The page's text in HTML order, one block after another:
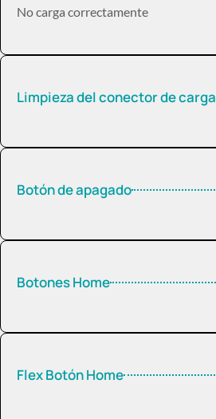
No carga correctamente
Limpieza del conector de carga
Botón de apagado
Botones Home
Flex Botón Home